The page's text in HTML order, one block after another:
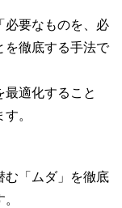
必要なものを、必
を徹底する手法で
適化すること
。
む「ムダ」を徹底